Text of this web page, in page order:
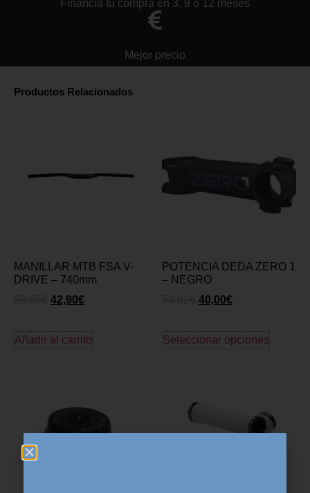
Financia tu compra en 3, 9 o 12 meses
Mejor precio
Productos Relacionados
MANILLAR MTB FSA V-
DRIVE – 740mm
42,90€
Añadir al carrito
POTENCIA DEDA ZERO 1
– NEGRO
40,00€
Seleccionar opciones